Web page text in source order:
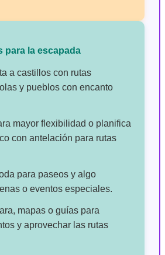
para la escapada
a castillos con rutas
y pueblos con encanto
mayor flexibilidad o planifica
con antelación para rutas
para paseos y algo
o eventos especiales.
mapas o guías para
y aprovechar las rutas